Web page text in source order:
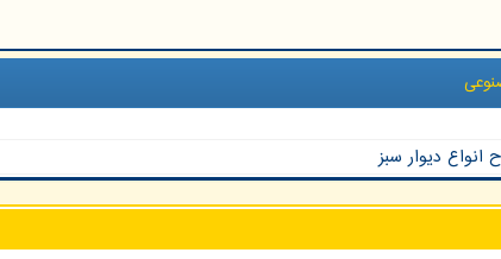
دیوار سبز